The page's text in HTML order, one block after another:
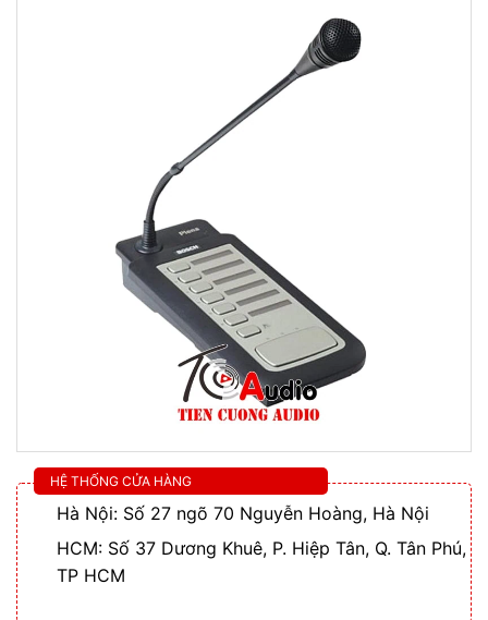
HỆ THỐNG CỬA HÀNG
Hà Nội: Số 27 ngõ 70 Nguyễn Hoàng, Hà Nội
HCM: Số 37 Dương Khuê, P. Hiệp Tân, Q. Tân Phú,
TP HCM